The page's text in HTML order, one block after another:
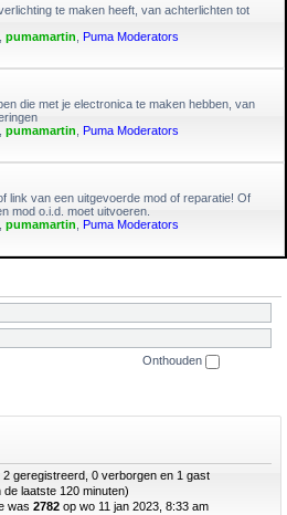
te maken heeft, van achterlichten tot
pumamartin
Puma Moderators
die met je electronica te maken hebben, van
pumamartin
Puma Moderators
link van een uitgevoerde mod of reparatie! Of
mod o.i.d. moet uitvoeren.
pumamartin
Puma Moderators
Onthouden
geregistreerd, 0 verborgen en 1 gast
laatste 120 minuten)
was 2782 op wo 11 jan 2023, 8:33 am